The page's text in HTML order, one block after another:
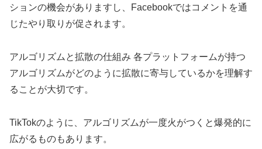
ションの機会がありますし、Facebookではコメントを通
じたやり取りが促されます。
アルゴリズムと拡散の仕組み 各プラットフォームが持つ
アルゴリズムがどのように拡散に寄与しているかを理解す
ることが大切です。
TikTokのように、アルゴリズムが一度火がつくと爆発的に
広がるものもあります。